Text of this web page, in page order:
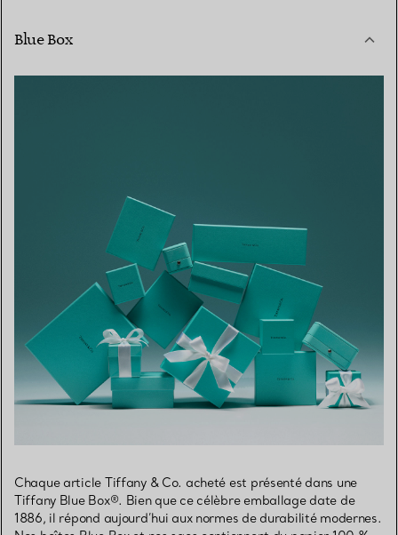
Blue Box
Chaque article Tiffany & Co. acheté est présenté dans une
Tiffany Blue Box®. Bien que ce célèbre emballage date de
1886, il répond aujourd’hui aux normes de durabilité modernes.